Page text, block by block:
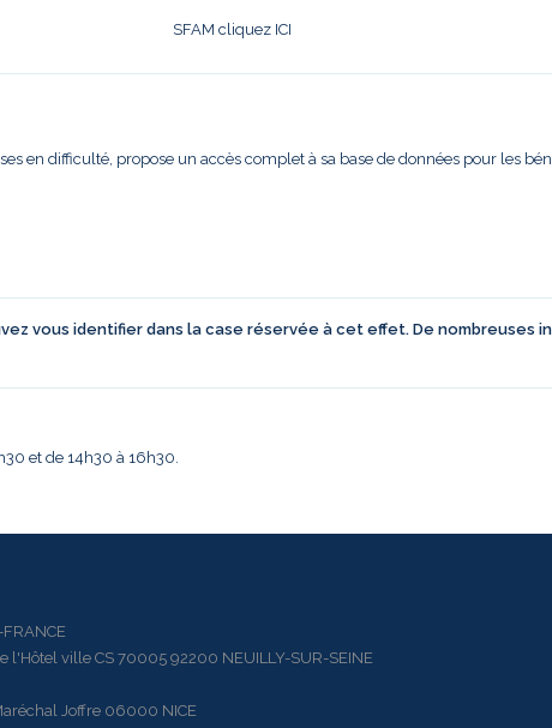
SFAM cliquez ICI
en difficulté, propose un accès complet à sa base de données pour les
vous identifier dans la case réservée à cet effet. De nombreuses
et de 14h30 à 16h30.
FRANCE
ville CS 70005 92200 NEUILLY-SUR-SEINE
Joffre 06000 NICE